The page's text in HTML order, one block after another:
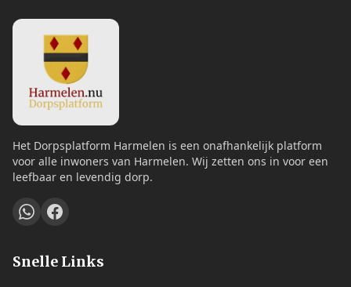
Het Dorpsplatform Harmelen is een onafhankelijk platform
voor alle inwoners van Harmelen. Wij zetten ons in voor een
leefbaar en levendig dorp.
Snelle Links